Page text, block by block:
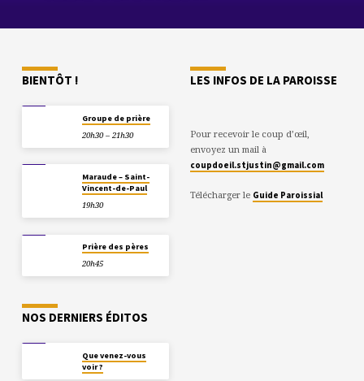
BIENTÔT !
Groupe de prière
20h30 – 21h30
Maraude – Saint-
Vincent-de-Paul
19h30
Prière des pères
20h45
LES INFOS DE LA PAROISSE
Pour recevoir le coup d’œil,
envoyez un mail à
coupdoeil.stjustin@gmail.com
Télécharger le Guide Paroissial
NOS DERNIERS ÉDITOS
Que venez-vous
voir ?